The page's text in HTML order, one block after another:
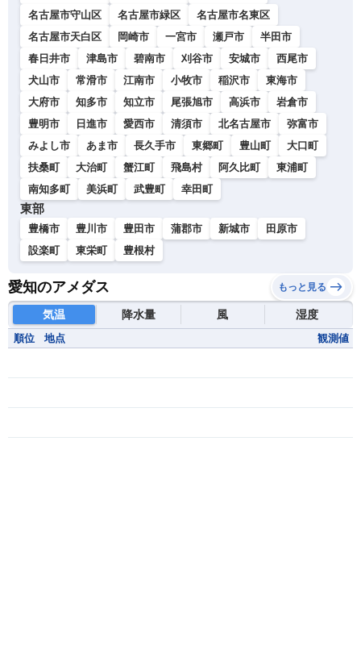
名古屋市守山区
名古屋市緑区
名古屋市名東区
名古屋市天白区
岡崎市 一宮市 瀬戸市
半田市
春日井市
津島市 碧南市 刈谷市 安城市
西尾市
犬山市
常滑市 江南市 小牧市 稲沢市
東海市
大府市
知多市 知立市 尾張旭市 高浜市
岩倉市
豊明市
日進市 愛西市 清須市 北名古屋市
弥富市
みよし市
あま市 長久手市 東郷町 豊山町
大口町
扶桑町
大治町 蟹江町 飛島村 阿久比町
東浦町
南知多町
美浜町 武豊町 幸田町
東部
豊橋市 豊川市 豊田市 蒲郡市 新城市
田原市
設楽町
東栄町 豊根村
愛知のアメダス もっと見る
気温 降水量 風 湿度
順位 地点 観測値